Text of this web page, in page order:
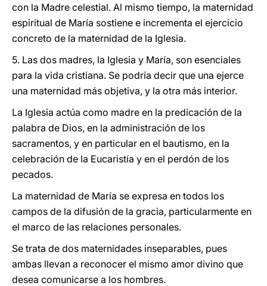
con la Madre celestial. Al mismo tiempo, la maternidad
espiritual de María sostiene e incrementa el ejercicio
concreto de la maternidad de la Iglesia.
5. Las dos madres, la Iglesia y María, son esenciales
para la vida cristiana. Se podría decir que una ejerce
una maternidad más objetiva, y la otra más interior.
La Iglesia actúa como madre en la predicación de la
palabra de Dios, en la administración de los
sacramentos, y en particular en el bautismo, en la
celebración de la Eucaristía y en el perdón de los
pecados.
La maternidad de María se expresa en todos los
campos de la difusión de la gracia, particularmente en
el marco de las relaciones personales.
Se trata de dos maternidades inseparables, pues
ambas llevan a reconocer el mismo amor divino que
desea comunicarse a los hombres.